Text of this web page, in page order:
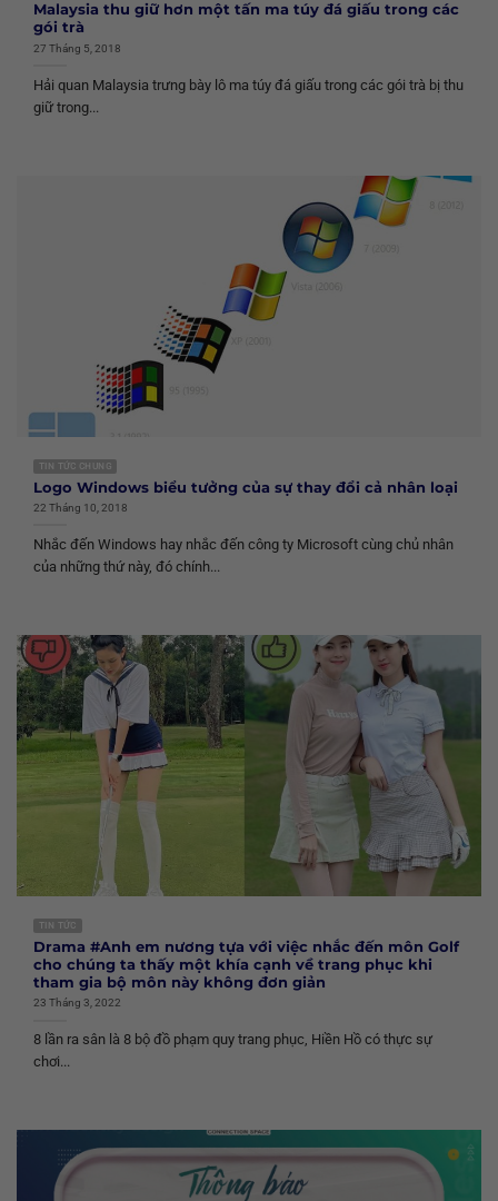
Malaysia thu giữ hơn một tấn ma túy đá giấu trong các
gói trà
27 Tháng 5, 2018
Hải quan Malaysia trưng bày lô ma túy đá giấu trong các gói trà bị thu
giữ trong...
TIN TỨC CHUNG
Logo Windows biểu tưởng của sự thay đổi cả nhân loại
22 Tháng 10, 2018
Nhắc đến Windows hay nhắc đến công ty Microsoft cùng chủ nhân
của những thứ này, đó chính...
TIN TỨC
Drama #Anh em nương tựa với việc nhắc đến môn Golf
cho chúng ta thấy một khía cạnh về trang phục khi
tham gia bộ môn này không đơn giản
23 Tháng 3, 2022
8 lần ra sân là 8 bộ đồ phạm quy trang phục, Hiền Hồ có thực sự
chơi...